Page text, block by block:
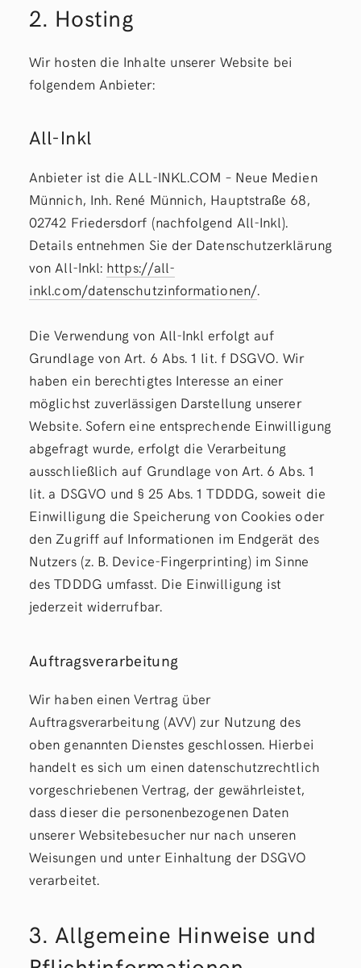
2. Hosting
Wir hosten die Inhalte unserer Website bei
folgendem Anbieter:
All-Inkl
Anbieter ist die ALL-INKL.COM – Neue Medien
Münnich, Inh. René Münnich, Hauptstraße 68,
02742 Friedersdorf (nachfolgend All-Inkl).
Details entnehmen Sie der Datenschutzerklärung
von All-Inkl: https://all-
inkl.com/datenschutzinformationen/.
Die Verwendung von All-Inkl erfolgt auf
Grundlage von Art. 6 Abs. 1 lit. f DSGVO. Wir
haben ein berechtigtes Interesse an einer
möglichst zuverlässigen Darstellung unserer
Website. Sofern eine entsprechende Einwilligung
abgefragt wurde, erfolgt die Verarbeitung
ausschließlich auf Grundlage von Art. 6 Abs. 1
lit. a DSGVO und § 25 Abs. 1 TDDDG, soweit die
Einwilligung die Speicherung von Cookies oder
den Zugriff auf Informationen im Endgerät des
Nutzers (z. B. Device-Fingerprinting) im Sinne
des TDDDG umfasst. Die Einwilligung ist
jederzeit widerrufbar.
Auftragsverarbeitung
Wir haben einen Vertrag über
Auftragsverarbeitung (AVV) zur Nutzung des
oben genannten Dienstes geschlossen. Hierbei
handelt es sich um einen datenschutzrechtlich
vorgeschriebenen Vertrag, der gewährleistet,
dass dieser die personenbezogenen Daten
unserer Websitebesucher nur nach unseren
Weisungen und unter Einhaltung der DSGVO
verarbeitet.
3. Allgemeine Hinweise und